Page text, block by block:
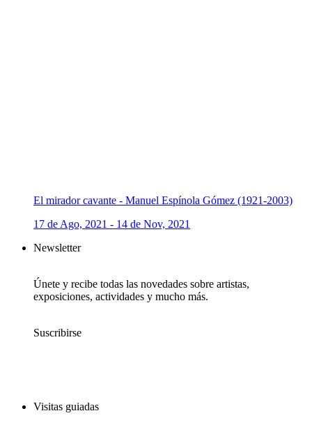
El mirador cavante - Manuel Espínola Gómez (1921-2003)
17 de Ago, 2021 - 14 de Nov, 2021
Newsletter
Únete y recibe todas las novedades sobre artistas,
exposiciones, actividades y mucho más.
Suscribirse
Visitas guiadas